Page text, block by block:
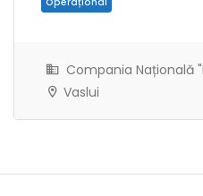
Compania Națională
Vaslui